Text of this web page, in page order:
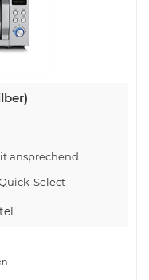
ansprechend
Select-
Crispy Teller